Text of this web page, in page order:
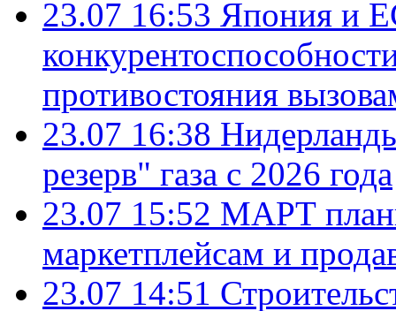
23.07 16:53 Япония и
противостояния
23.07 16:38
резерв" газа с 2026 года
23.07 15:52 МАРТ
маркетплейсам и
23.07 14:51